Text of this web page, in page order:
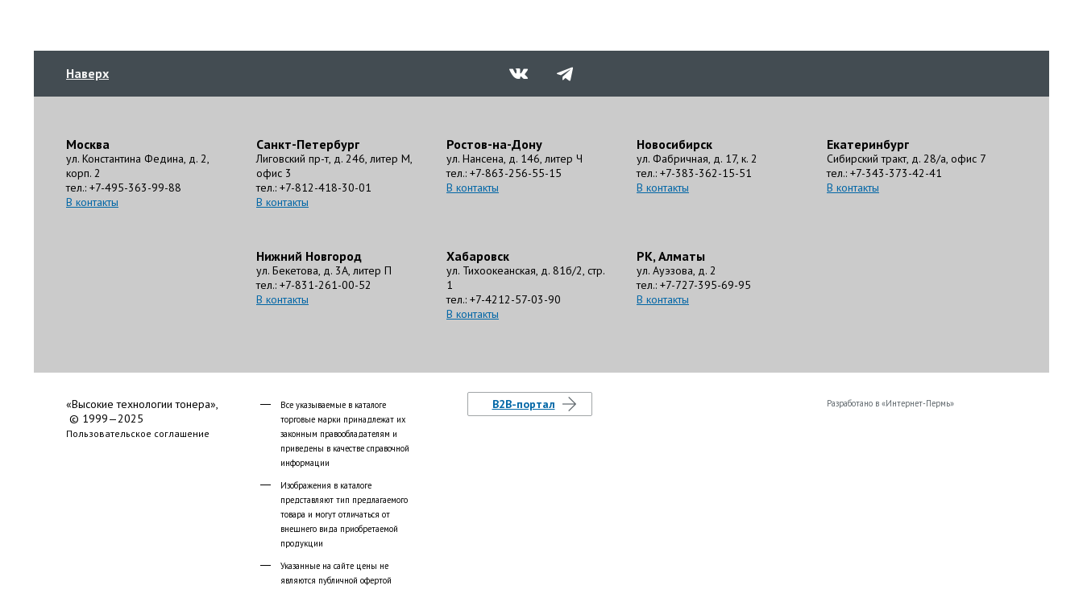
Наверх
Москва
ул. Константина Федина, д. 2,
корп. 2
тел.: +7-495-363-99-88
В контакты
Санкт-Петербург
Лиговский пр-т, д. 246, литер М,
офис 3
тел.: +7-812-418-30-01
В контакты
Ростов-на-Дону
ул. Нансена, д. 146, литер Ч
тел.: +7-863-256-55-15
В контакты
Новосибирск
ул. Фабричная, д. 17, к. 2
тел.: +7-383-362-15-51
В контакты
Екатеринбург
Сибирский тракт, д. 28/а, офис 7
тел.: +7-343-373-42-41
В контакты
Нижний Новгород
ул. Бекетова, д. 3А, литер П
тел.: +7-831-261-00-52
В контакты
Хабаровск
ул. Тихоокеанская, д. 81б/2, стр.
1
тел.: +7-4212-57-03-90
В контакты
РК, Алматы
ул. Ауэзова, д. 2
тел.: +7-727-395-69-95
В контакты
«Высокие технологии тонера»,
© 1999—2025
Пользовательское соглашение
Все указываемые в каталоге
торговые марки принадлежат их
законным правообладателям и
приведены в качестве справочной
информации
Изображения в каталоге
представляют тип предлагаемого
товара и могут отличаться от
внешнего вида приобретаемой
продукции
Указанные на сайте цены не
являются публичной офертой
B2B-портал Разработано в «Интернет-Пермь»